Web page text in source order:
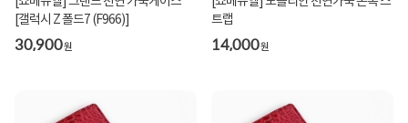
[갤럭시 Z 폴드7 (F966)]
30,900원
트랩
14,000원